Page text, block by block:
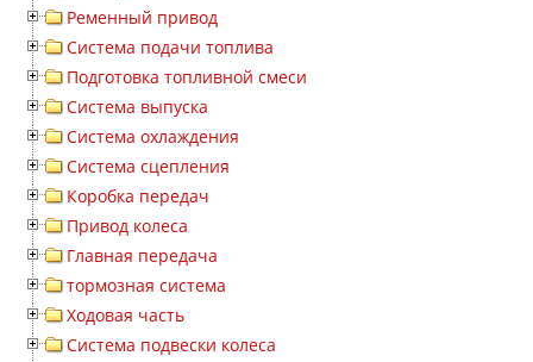
Ременный привод
Система подачи топлива
Подготовка топливной смеси
Система выпуска
Система охлаждения
Система сцепления
Коробка передач
Привод колеса
Главная передача
тормозная система
Ходовая часть
Система подвески колеса